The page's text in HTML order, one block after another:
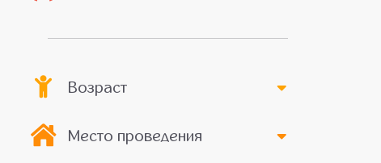
Возраст
Место проведения